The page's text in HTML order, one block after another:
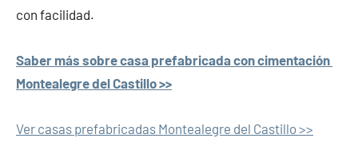
con facilidad.
Saber más sobre casa prefabricada con cimentación
Montealegre del Castillo >>
Ver casas prefabricadas Montealegre del Castillo >>